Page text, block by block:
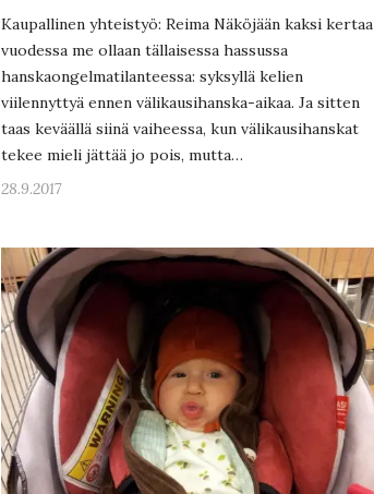
Kaupallinen yhteistyö: Reima Näköjään kaksi kertaa
vuodessa me ollaan tällaisessa hassussa
hanskaongelmatilanteessa: syksyllä kelien
viilennyttyä ennen välikausihanska-aikaa. Ja sitten
taas keväällä siinä vaiheessa, kun välikausihanskat
tekee mieli jättää jo pois, mutta…
28.9.2017